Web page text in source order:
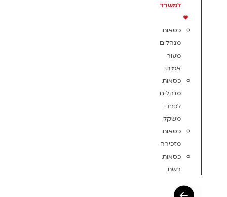
למשרד
כסאות
מנהלים
מעור
אמיתי
כסאות
מנהלים
לכבדי
משקל
כסאות
מזכירה
כסאות
רשת